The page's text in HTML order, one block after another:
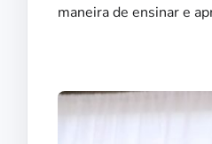
maneira de ensinar e